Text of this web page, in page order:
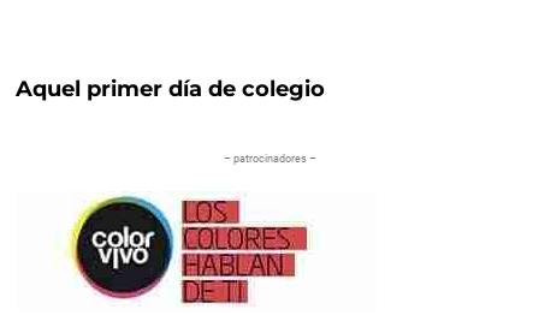
Aquel primer día de colegio
– patrocinadores –